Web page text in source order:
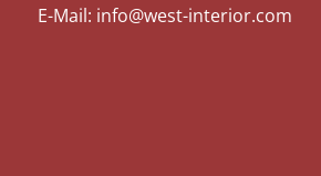
E-Mail: info@west-interior.com